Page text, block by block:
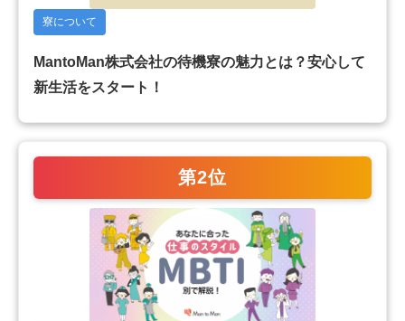
寮について
MantoMan株式会社の待機寮の魅力とは？安心して
新生活をスタート！
第2位